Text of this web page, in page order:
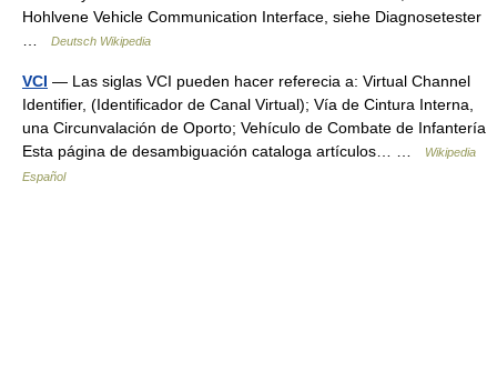
Hohlvene Vehicle Communication Interface, siehe Diagnosetester
Deutsch Wikipedia
VCI — Las siglas VCI pueden hacer referecia a: Virtual Channel
Identifier, (Identificador de Canal Virtual); Vía de Cintura Interna,
una Circunvalación de Oporto; Vehículo de Combate de Infantería
Esta página de desambiguación cataloga artículos… …
Wikipedia
Español